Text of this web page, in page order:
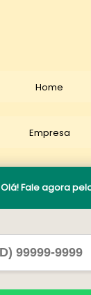
Home
Empresa
Contato
Olá! Fale agora